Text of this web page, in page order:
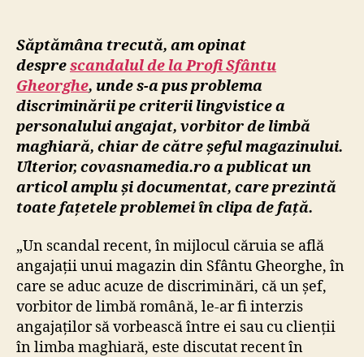
Săptămâna trecută, am opinat
desprescandalul de la Profi Sfântu
Gheorghe, unde s-a pus problema
discriminării pe criterii lingvistice a
personalului angajat, vorbitor de limbă
maghiară, chiar de către șeful magazinului.
Ulterior, covasnamedia.ro a publicat un
articol amplu și documentat, care prezintă
toate fațetele problemei în clipa de față.
„Un scandal recent, în mijlocul căruia se află
angajații unui magazin din Sfântu Gheorghe, în
care se aduc acuze de discriminări, că un șef,
vorbitor de limbă română, le-ar fi interzis
angajaților să vorbească între ei sau cu clienții
în limba maghiară, este discutat recent în